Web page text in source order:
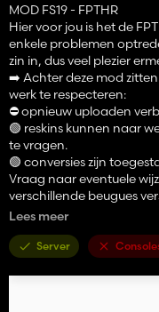
MOD FS19 - FPTHR
Hier voor jou is het de
enkele problemen
zin in, dus veel plezier
➡️ Achter deze mod
werk te respecteren:
⛔ opnieuw uploaden
🟢 reskins kunnen naar
te vragen.
🟢 conversies zijn
Vraag naar eventuele
verschillende beugues
https://discord.gg/
Lees meer
Server